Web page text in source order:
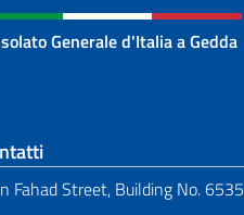
Generale d'Italia a Gedda
footer
Fahad Street, Building No. 6535